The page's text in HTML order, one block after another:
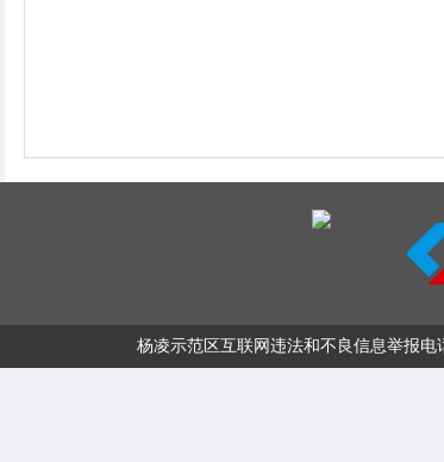
杨凌示范区互联网违法和不良信息举报电